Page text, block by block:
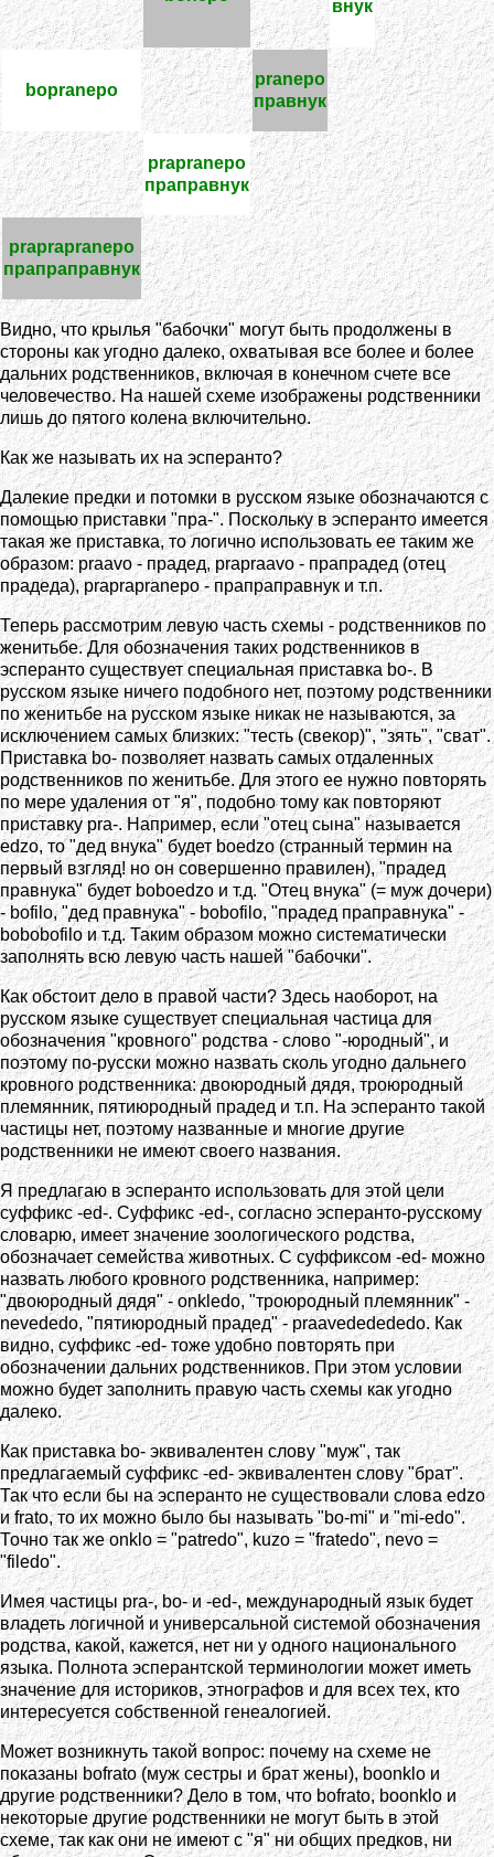
внук
bopranepo
pranepo
правнук
prapranepo
праправнук
praprapranepo
прапраправнук
Видно, что крылья "бабочки" могут быть продолжены в
стороны как угодно далеко, охватывая все более и более
дальних родственников, включая в конечном счете все
человечество. На нашей схеме изображены родственники
лишь до пятого колена включительно.
Как же называть их на эсперанто?
Далекие предки и потомки в русском языке обозначаются с
помощью приставки "пра-". Поскольку в эсперанто имеется
такая же приставка, то логично использовать ее таким же
образом: praavo - прадед, prapraavo - прапрадед (отец
прадеда), praprapranepo - прапраправнук и т.п.
Теперь рассмотрим левую часть схемы - родственников по
женитьбе. Для обозначения таких родственников в
эсперанто существует специальная приставка bo-. В
русском языке ничего подобного нет, поэтому родственники
по женитьбе на русском языке никак не называются, за
исключением самых близких: "тесть (свекор)", "зять", "сват".
Приставка bo- позволяет назвать самых отдаленных
родственников по женитьбе. Для этого ее нужно повторять
по мере удаления от "я", подобно тому как повторяют
приставку pra-. Например, если "отец сына" называется
edzo, то "дед внука" будет boedzo (странный термин на
первый взгляд! но он совершенно правилен), "прадед
правнука" будет boboedzo и т.д. "Отец внука" (= муж дочери)
- bofilo, "дед правнука" - bobofilo, "прадед праправнука" -
bobobofilo и т.д. Таким образом можно систематически
заполнять всю левую часть нашей "бабочки".
Как обстоит дело в правой части? Здесь наоборот, на
русском языке существует специальная частица для
обозначения "кровного" родства - слово "-юродный", и
поэтому по-русски можно назвать сколь угодно дальнего
кровного родственника: двоюродный дядя, троюродный
племянник, пятиюродный прадед и т.п. На эсперанто такой
частицы нет, поэтому названные и многие другие
родственники не имеют своего названия.
Я предлагаю в эсперанто использовать для этой цели
суффикс -ed-. Суффикс -ed-, согласно эсперанто-русскому
словарю, имеет значение зоологического родства,
обозначает семейства животных. С суффиксом -ed- можно
назвать любого кровного родственника, например:
"двоюродный дядя" - onkledo, "троюродный племянник" -
nevededo, "пятиюродный прадед" - praavededededo. Как
видно, суффикс -ed- тоже удобно повторять при
обозначении дальних родственников. При этом условии
можно будет заполнить правую часть схемы как угодно
далеко.
Как приставка bo- эквивалентен слову "муж", так
предлагаемый суффикс -ed- эквивалентен слову "брат".
Так что если бы на эсперанто не существовали слова edzo
и frato, то их можно было бы называть "bo-mi" и "mi-edo".
Точно так же onklo = "patredo", kuzo = "fratedo", nevo =
"filedo".
Имея частицы pra-, bo- и -ed-, международный язык будет
владеть логичной и универсальной системой обозначения
родства, какой, кажется, нет ни у одного национального
языка. Полнота эсперантской терминологии может иметь
значение для историков, этнографов и для всех тех, кто
интересуется собственной генеалогией.
Может возникнуть такой вопрос: почему на схеме не
показаны bofrato (муж сестры и брат жены), boonklo и
другие родственники? Дело в том, что bofrato, boonklo и
некоторые другие родственники не могут быть в этой
схеме, так как они не имеют с "я" ни общих предков, ни